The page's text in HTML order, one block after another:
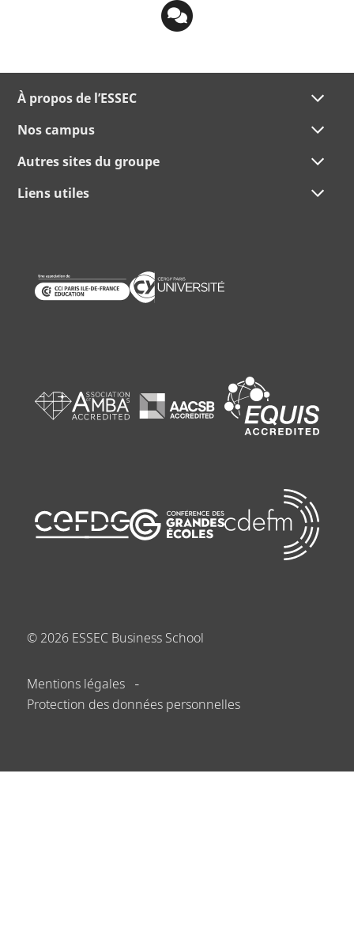
À propos de l’ESSEC
Nos campus
Autres sites du groupe
Liens utiles
© 2026 ESSEC Business School
Mentions légales
Protection des données personnelles